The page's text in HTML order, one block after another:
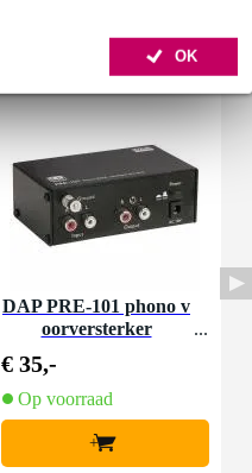
OK
DAP PRE-101 phono v
oorversterker
€ 35,-
Op voorraad
+